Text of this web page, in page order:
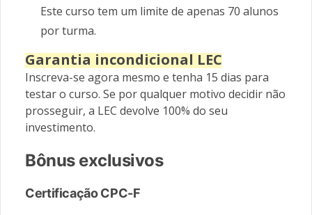
Este curso tem um limite de apenas 70 alunos
por turma.
Garantia incondicional LEC
Inscreva-se agora mesmo e tenha 15 dias para
testar o curso. Se por qualquer motivo decidir não
prosseguir, a LEC devolve 100% do seu
investimento.
Bônus exclusivos
Certificação CPC-F